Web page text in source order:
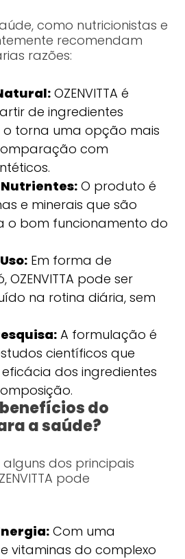
como nutricionistas e
recomendam
razões:
OZENVITTA é
de ingredientes
o torna uma opção mais
com
O produto é
e minerais que são
o bom funcionamento do
Em forma de
pode ser
na rotina diária, sem
A formulação é
científicos que
dos ingredientes
do
a saúde?
alguns dos principais
pode
Com uma
vitaminas do complexo